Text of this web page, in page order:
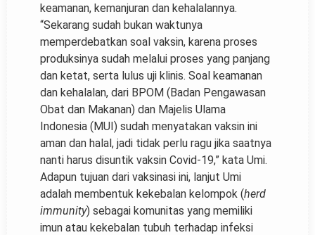
keamanan, kemanjuran dan kehalalannya.
“Sekarang sudah bukan waktunya
memperdebatkan soal vaksin, karena proses
produksinya sudah melalui proses yang panjang
dan ketat, serta lulus uji klinis. Soal keamanan
dan kehalalan, dari BPOM (Badan Pengawasan
Obat dan Makanan) dan Majelis Ulama
Indonesia (MUI) sudah menyatakan vaksin ini
aman dan halal, jadi tidak perlu ragu jika saatnya
nanti harus disuntik vaksin Covid-19,” kata Umi.
Adapun tujuan dari vaksinasi ini, lanjut Umi
adalah membentuk kekebalan kelompok (herd
immunity) sebagai komunitas yang memiliki
imun atau kekebalan tubuh terhadap infeksi